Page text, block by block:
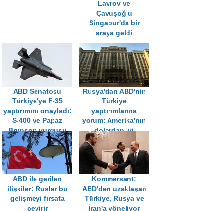
Lavrov ve
Çavuşoğlu
Singapur'da bir
araya geldi
ABD Senatosu
Türkiye'ye F-35
yaptırımını onayladı:
S-400 ve Papaz
Brunson vurgusu
Rusya'dan ABD'nin
Türkiye
yaptırımlarına
yorum: Amerika'nın
dolardan iyi
müttefiki yoktur
ABD ile gerilen
ilişkiler: Ruslar bu
gelişmeyi fırsata
çevirir
Kommersant:
ABD'den uzaklaşan
Türkiye, Rusya ve
İran'a yöneliyor